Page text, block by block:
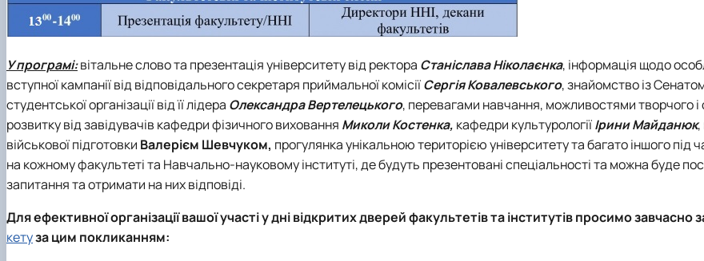
У програмі:вітальне слово та презентація університету від ректора Станіслава Ніколаєнка, інформація щодо
вступної кампанії від відповідального секретаря приймальної комісіїСергія Ковалевського, знайомство із
студентської організації від її лідера Олександра Вертелецького, перевагами навчання, можливостями творчого і
розвитку від завідувачів кафедри фізичного виховання Миколи Костенка, кафедри культурологіїІрини Майданюк
військової підготовки Валерієм Шевчуком, прогулянка унікальною територією університету та багато іншого під
на кожному факультеті та Навчально-науковому інституті, де будуть презентовані спеціальності та можна буде
запитання та отримати на них відповіді.
Для ефективної організації вашої участі у дні відкритих дверей факультетів та інститутів просимо завчасно
кетуза цим покликанням: